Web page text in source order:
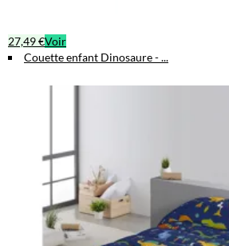
27,49 €Voir
Couette enfant Dinosaure - ...